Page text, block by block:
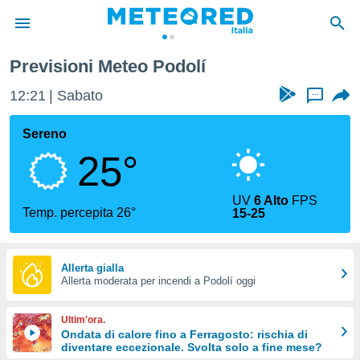
di
per
le
di
Web
le
Previsioni Meteo Podolí
12:21 Sabato ...
Sereno
25°
Temp. percepita 26°
UV6 Alto FPS
15-25
Allerta gialla
Allerta moderata per incendi a Podolí oggi
Ultim'ora.
Ondata di calore fino a Ferragosto: rischia di
diventare eccezionale. Svolta solo a fine mese?